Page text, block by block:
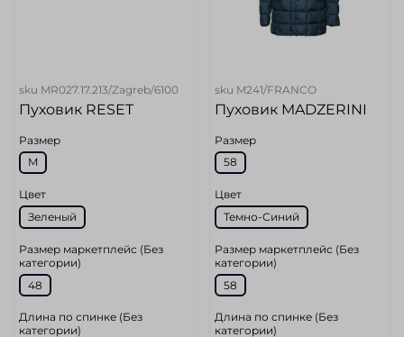
sku MR027.17.213/Zagreb/6100
Пуховик RESET
Размер
M
Цвет
Зеленый
Размер маркетплейс (Без
категории)
48
Длина по спинке (Без
категории)
sku M241/FRANCO
Пуховик MADZERINI
Размер
58
Цвет
Темно-Синий
Размер маркетплейс (Без
категории)
58
Длина по спинке (Без
категории)